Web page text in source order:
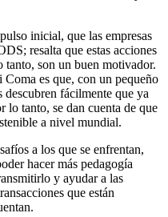
inicial, que las empresas
resalta que estas acciones
son un buen motivador.
Coma es que, con un pequeño
descubren fácilmente que ya
lo tanto, se dan cuenta de que
a nivel mundial.
a los que se enfrentan,
hacer más pedagogía
y ayudar a las
que están